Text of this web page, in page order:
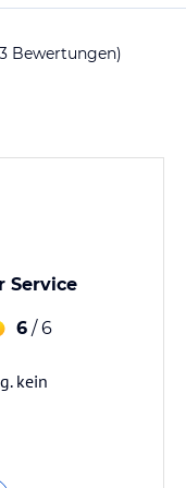
Bewertungen)
Service
6 / 6
kein